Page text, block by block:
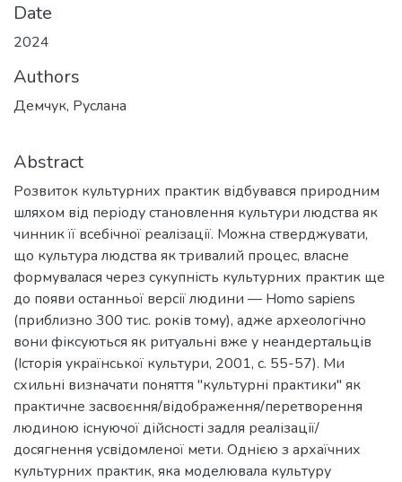
Date
2024
Authors
Демчук, Руслана
Abstract
Розвиток культурних практик відбувався природним
шляхом від періоду становлення культури людства як
чинник її всебічної реалізації. Можна стверджувати,
що культура людства як тривалий процес, власне
формувалася через сукупність культурних практик ще
до появи останньої версії людини — Homo sapiens
(приблизно 300 тис. років тому), адже археологічно
вони фіксуються як ритуальні вже у неандертальців
(Історія української культури, 2001, с. 55-57). Ми
схильні визначати поняття "культурні практики" як
практичне засвоєння/відображення/перетворення
людиною існуючої дійсності задля реалізації/
досягнення усвідомленої мети. Однією з архаїчних
культурних практик, яка моделювала культуру